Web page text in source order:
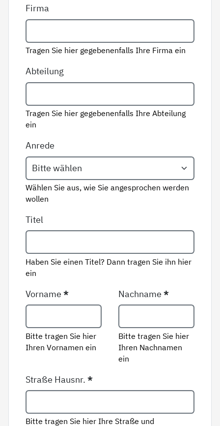
Firma
Tragen Sie hier gegebenenfalls Ihre Firma ein
Abteilung
Tragen Sie hier gegebenenfalls Ihre Abteilung
ein
Anrede
Wählen Sie aus, wie Sie angesprochen werden
wollen
Titel
Haben Sie einen Titel? Dann tragen Sie ihn hier
ein
Vorname*
Bitte tragen Sie hier
Ihren Vornamen ein
Nachname*
Bitte tragen Sie hier
Ihren Nachnamen
ein
Straße Hausnr.*
Bitte tragen Sie hier Ihre Straße und